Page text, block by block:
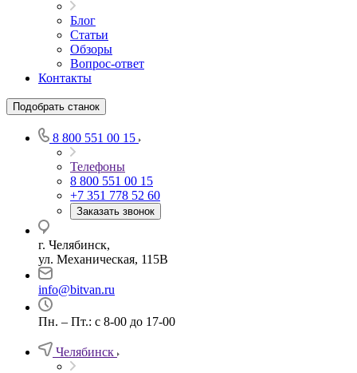
Блог
Статьи
Обзоры
Вопрос-ответ
Контакты
Подобрать станок
8 800 551 00 15
Телефоны
8 800 551 00 15
+7 351 778 52 60
Заказать звонок
г. Челябинск,
ул. Механическая, 115В
info@bitvan.ru
Пн. – Пт.: с 8-00 до 17-00
Челябинск